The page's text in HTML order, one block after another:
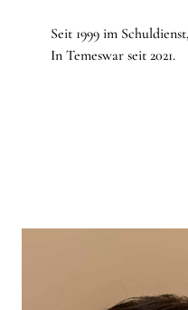
Seit 1999 im
In Temeswar seit 2021.